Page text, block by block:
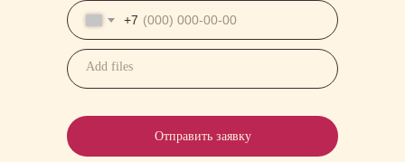
+7
Add files
Отправить заявку